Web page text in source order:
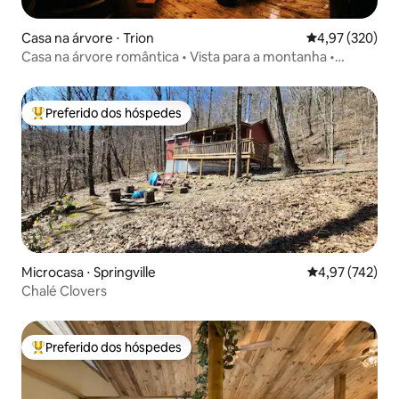
Casa na árvore ⋅ Trion 4,97 de uma
4,97 (320)
Casa na árvore romântica • Vista para a montanha •
Entre os melhores preferidos dos hóspedes
Preferido dos hóspedes
Microcasa ⋅ Springville 4,97 de uma
4,97 (742)
Chalé Clovers
Entre os melhores preferidos dos hóspedes
Preferido dos hóspedes